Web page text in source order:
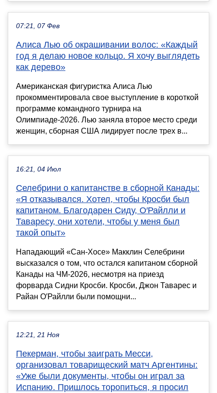
07:21, 07 Фев
Алиса Лью об окрашивании волос: «Каждый
год я делаю новое кольцо. Я хочу выглядеть
как дерево»
Американская фигуристка Алиса Лью
прокомментировала свое выступление в короткой
программе командного турнира на
Олимпиаде-2026. Лью заняла второе место среди
женщин, сборная США лидирует после трех в...
16:21, 04 Июл
Селебрини о капитанстве в сборной Канады:
«Я отказывался. Хотел, чтобы Кросби был
капитаном. Благодарен Сиду, О′Райлли и
Таваресу, они хотели, чтобы у меня был
такой опыт»
Нападающий «Сан-Хосе» Макклин Селебрини
высказался о том, что остался капитаном сборной
Канады на ЧМ-2026, несмотря на приезд
форварда Сидни Кросби. Кросби, Джон Таварес и
Райан О′Райлли были помощни...
12:21, 21 Ноя
Пекерман, чтобы заиграть Месси,
организовал товарищеский матч Аргентины:
«Уже были документы, чтобы он играл за
Испанию. Пришлось торопиться, я просил